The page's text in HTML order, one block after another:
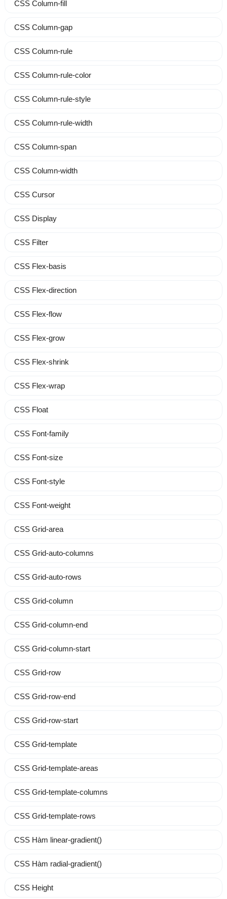
CSS Column-fill
CSS Column-gap
CSS Column-rule
CSS Column-rule-color
CSS Column-rule-style
CSS Column-rule-width
CSS Column-span
CSS Column-width
CSS Cursor
CSS Display
CSS Filter
CSS Flex-basis
CSS Flex-direction
CSS Flex-flow
CSS Flex-grow
CSS Flex-shrink
CSS Flex-wrap
CSS Float
CSS Font-family
CSS Font-size
CSS Font-style
CSS Font-weight
CSS Grid-area
CSS Grid-auto-columns
CSS Grid-auto-rows
CSS Grid-column
CSS Grid-column-end
CSS Grid-column-start
CSS Grid-row
CSS Grid-row-end
CSS Grid-row-start
CSS Grid-template
CSS Grid-template-areas
CSS Grid-template-columns
CSS Grid-template-rows
CSS Hàm linear-gradient()
CSS Hàm radial-gradient()
CSS Height